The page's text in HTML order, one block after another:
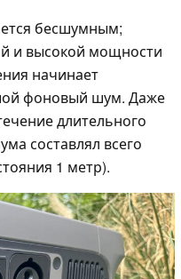
бесшумным;
и высокой мощности
начинает
фоновый шум. Даже
длительного
составлял всего
1 метр).